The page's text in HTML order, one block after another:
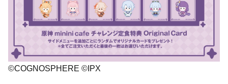
©COGNOSPHERE ©IPX